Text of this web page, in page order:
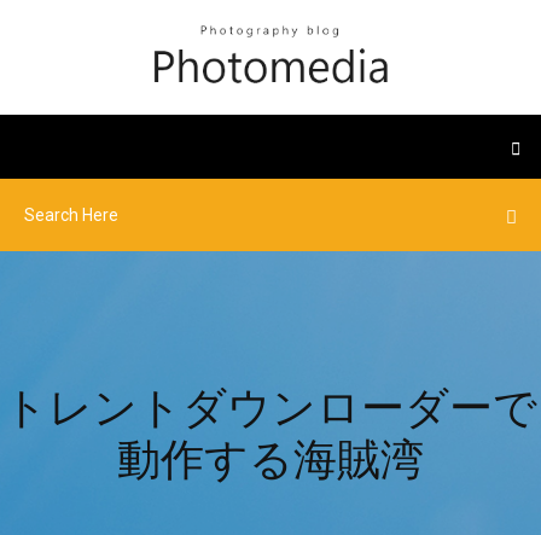
トレントダウンローダーで
動作する海賊湾